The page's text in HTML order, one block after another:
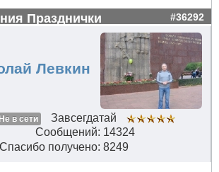
Празднички #36292
Левкин
Не в сети
Завсегдатай
Сообщений: 14324
Спасибо получено: 8249